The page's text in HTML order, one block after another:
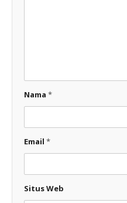
Nama *
Email *
Situs Web